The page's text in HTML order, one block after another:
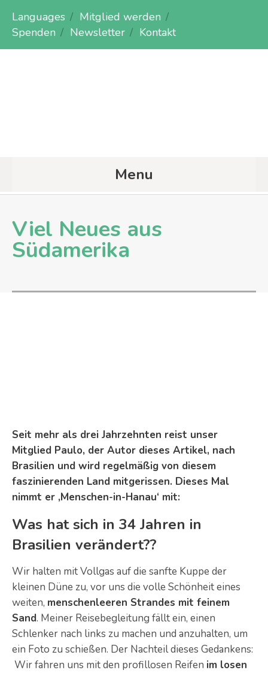
Languages
Mitglied werden
Spenden
Newsletter Kontakt
Menu
Viel Neues aus
Südamerika
Seit mehr als drei Jahrzehnten reist unser
Mitglied Paulo, der Autor dieses Artikel, nach
Brasilien und wird regelmäßig von diesem
faszinierenden Land mitgerissen. Dieses Mal
nimmt er ‚Menschen-in-Hanau‘ mit:
Was hat sich in 34 Jahren in
Brasilien verändert??
Wir halten mit Vollgas auf die sanfte Kuppe der
kleinen Düne zu, vor uns die volle Schönheit eines
weiten, menschenleeren Strandes mit feinem
Sand. Meiner Reisebegleitung fällt ein, einen
Schlenker nach links zu machen und anzuhalten, um
ein Foto zu schießen. Der Nachteil dieses Gedankens:
Wir fahren uns mit den profillosen Reifen im losen